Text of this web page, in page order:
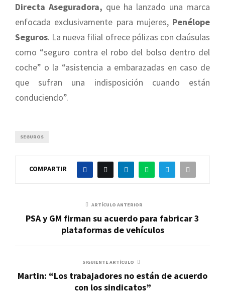
Directa Aseguradora, que ha lanzado una marca
enfocada exclusivamente para mujeres, Penélope
Seguros. La nueva filial ofrece pólizas con claúsulas
como “seguro contra el robo del bolso dentro del
coche” o la “asistencia a embarazadas en caso de
que sufran una indisposición cuando están
conduciendo”.
SEGUROS
COMPARTIR
ARTÍCULO ANTERIOR
PSA y GM firman su acuerdo para fabricar 3
plataformas de vehículos
SIGUIENTE ARTÍCULO
Martin: “Los trabajadores no están de acuerdo
con los sindicatos”